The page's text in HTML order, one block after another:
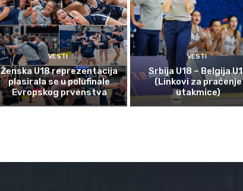
VESTI
Ženska U18 reprezentacija
plasirala se u polufinale
Evropskog prvenstva
VESTI
Srbija U18 – Belgija
(Linkovi za praćenje
utakmice)